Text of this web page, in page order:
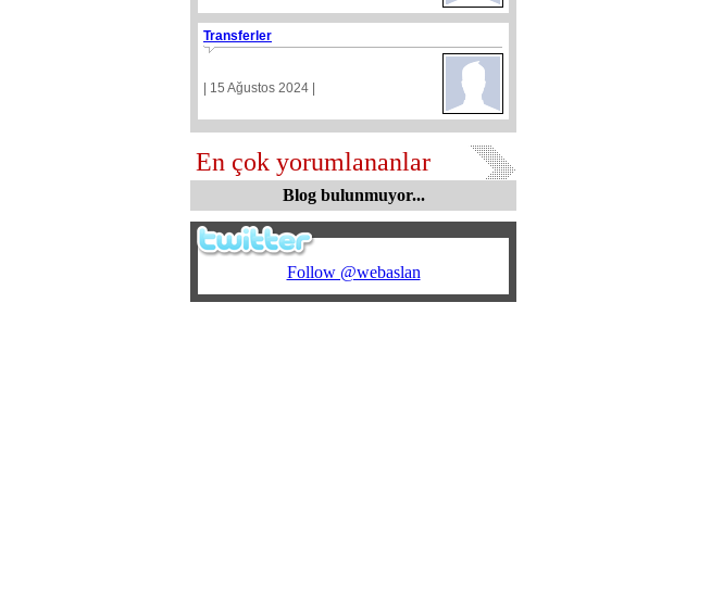
Transferler
| 15 Ağustos 2024 |
En çok yorumlananlar
Blog bulunmuyor...
Follow @webaslan